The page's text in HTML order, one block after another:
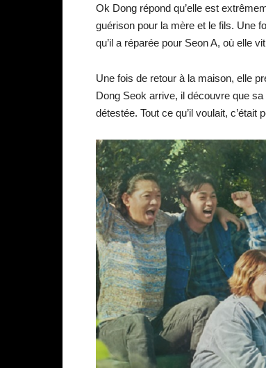
Ok Dong répond qu’elle est
guérison pour la mère et le fils. Une
qu’il a réparée pour Seon A, où elle
Une fois de retour à la maison, elle
Dong Seok arrive, il découvre que sa
détestée. Tout ce qu’il voulait, c’était